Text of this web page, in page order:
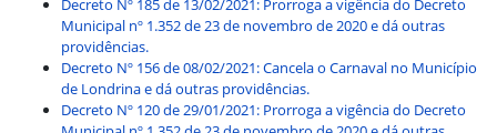
Decreto Nº 185 de 13/02/2021: Prorroga a vigência do Decreto
Municipal nº 1.352 de 23 de novembro de 2020 e dá outras
providências.
Decreto Nº 156 de 08/02/2021: Cancela o Carnaval no Município
de Londrina e dá outras providências.
Decreto Nº 120 de 29/01/2021: Prorroga a vigência do Decreto